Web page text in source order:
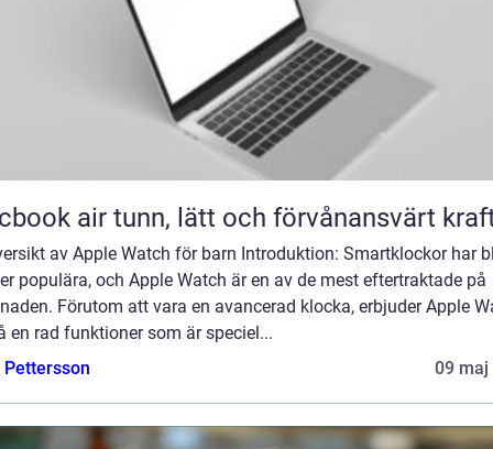
Macbook air tunn, lätt och förvånansvärt
av Apple Watch för barn Introduktion: Smartklockor har
populära, och Apple Watch är en av de mest eftertraktade på
Förutom att vara en avancerad klocka, erbjuder Apple
en rad funktioner som är speciel...
09 maj